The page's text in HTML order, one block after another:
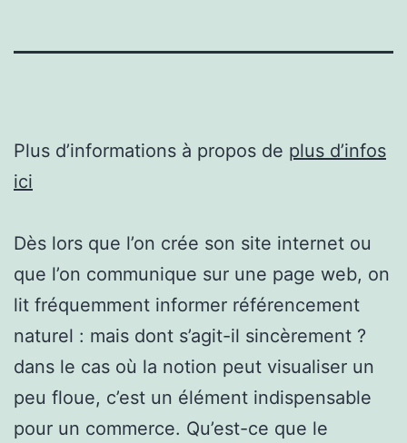
Plus d’informations à propos de plus d’infos
ici
Dès lors que l’on crée son site internet ou
que l’on communique sur une page web, on
lit fréquemment informer référencement
naturel : mais dont s’agit-il sincèrement ?
dans le cas où la notion peut visualiser un
peu floue, c’est un élément indispensable
pour un commerce. Qu’est-ce que le